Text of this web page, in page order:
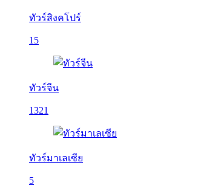
ทัวร์สิงคโปร์
15
ทัวร์จีน
1321
ทัวร์มาเลเซีย
5